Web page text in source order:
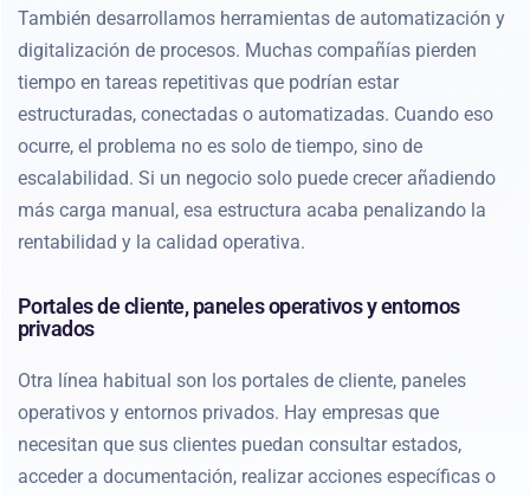
También desarrollamos herramientas de automatización y
digitalización de procesos. Muchas compañías pierden
tiempo en tareas repetitivas que podrían estar
estructuradas, conectadas o automatizadas. Cuando eso
ocurre, el problema no es solo de tiempo, sino de
escalabilidad. Si un negocio solo puede crecer añadiendo
más carga manual, esa estructura acaba penalizando la
rentabilidad y la calidad operativa.
Portales de cliente, paneles operativos y entornos
privados
Otra línea habitual son los portales de cliente, paneles
operativos y entornos privados. Hay empresas que
necesitan que sus clientes puedan consultar estados,
acceder a documentación, realizar acciones específicas o